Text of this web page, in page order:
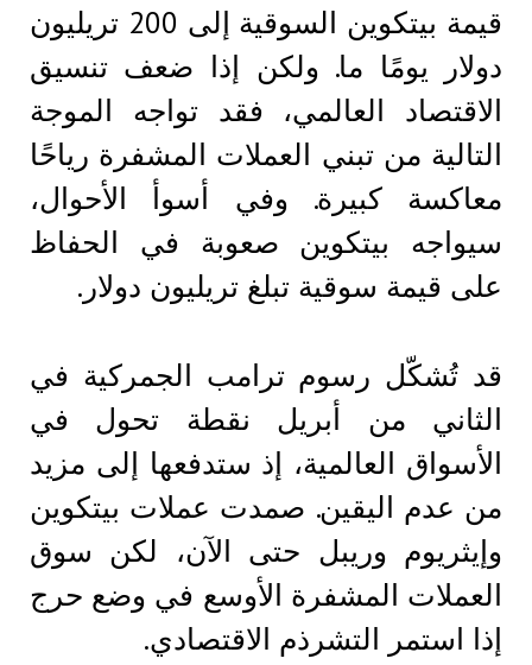
قيمة بيتكوين السوقية إلى 200 تريليون
دولار يومًا ما. ولكن إذا ضعف تنسيق
الاقتصاد العالمي، فقد تواجه الموجة
التالية من تبني العملات المشفرة رياحًا
معاكسة كبيرة. وفي أسوأ الأحوال،
سيواجه بيتكوين صعوبة في الحفاظ
على قيمة سوقية تبلغ تريليون دولار.
قد تُشكّل رسوم ترامب الجمركية في
الثاني من أبريل نقطة تحول في
الأسواق العالمية، إذ ستدفعها إلى مزيد
من عدم اليقين. صمدت عملات بيتكوين
وإيثريوم وريبل حتى الآن، لكن سوق
العملات المشفرة الأوسع في وضع حرج
إذا استمر التشرذم الاقتصادي.